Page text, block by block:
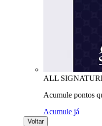
ALL
Acumule pontos
Acumule já
Voltar